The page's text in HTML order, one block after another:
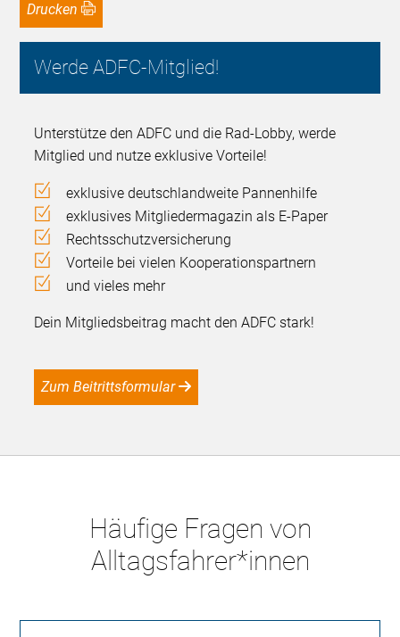
Drucken
Werde ADFC-Mitglied!
Unterstütze den ADFC und die Rad-Lobby, werde
Mitglied und nutze exklusive Vorteile!
exklusive deutschlandweite Pannenhilfe
exklusives Mitgliedermagazin als E-Paper
Rechtsschutzversicherung
Vorteile bei vielen Kooperationspartnern
und vieles mehr
Dein Mitgliedsbeitrag macht den ADFC stark!
Zum Beitrittsformular
Häufige Fragen von
Alltagsfahrer*innen